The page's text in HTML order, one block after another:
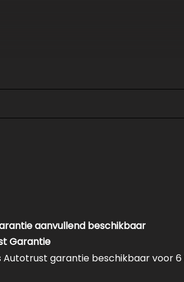
aanvullend beschikbaar
Garantie
Autotrust garantie beschikbaar voor 6